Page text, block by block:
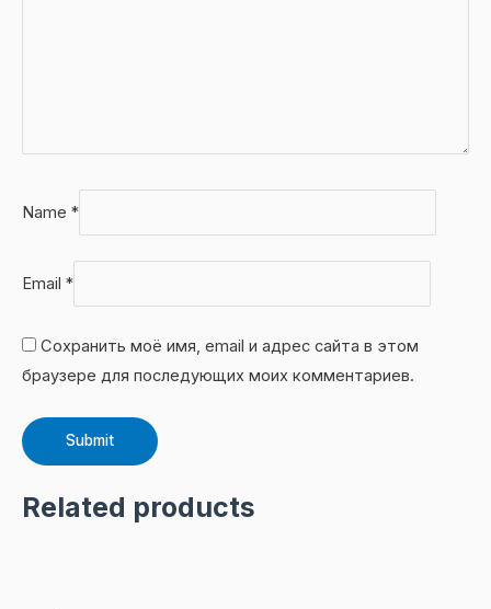
Name *
Email *
Сохранить моё имя, email и адрес сайта в этом
браузере для последующих моих комментариев.
Related products